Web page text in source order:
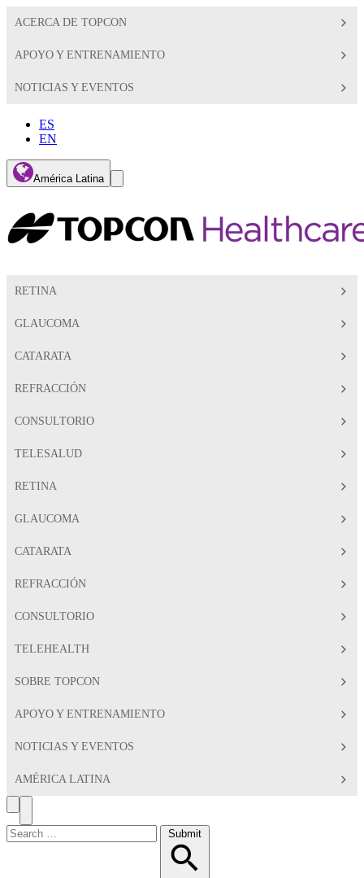
ACERCA DE TOPCON
APOYO Y ENTRENAMIENTO
NOTICIAS Y EVENTOS
ES
EN
América Latina
Global
Toggle
Search
RETINA
GLAUCOMA
CATARATA
REFRACCIÓN
CONSULTORIO
TELESALUD
RETINA
GLAUCOMA
CATARATA
REFRACCIÓN
CONSULTORIO
TELEHEALTH
SOBRE TOPCON
APOYO Y ENTRENAMIENTO
NOTICIAS Y EVENTOS
AMÉRICA LATINA
Search
Toggle
Menu
Search
for:
Submit